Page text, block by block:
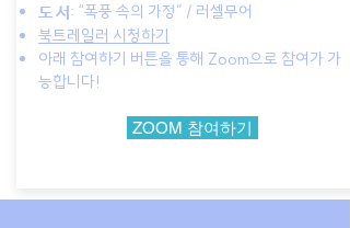
도 서 : “폭풍 속의 가정” / 러셀무어
북트레일러 시청하기
아래 참여하기 버튼을 통해 Zoom으로 참여가 가
능합니다!
ZOOM 참여하기